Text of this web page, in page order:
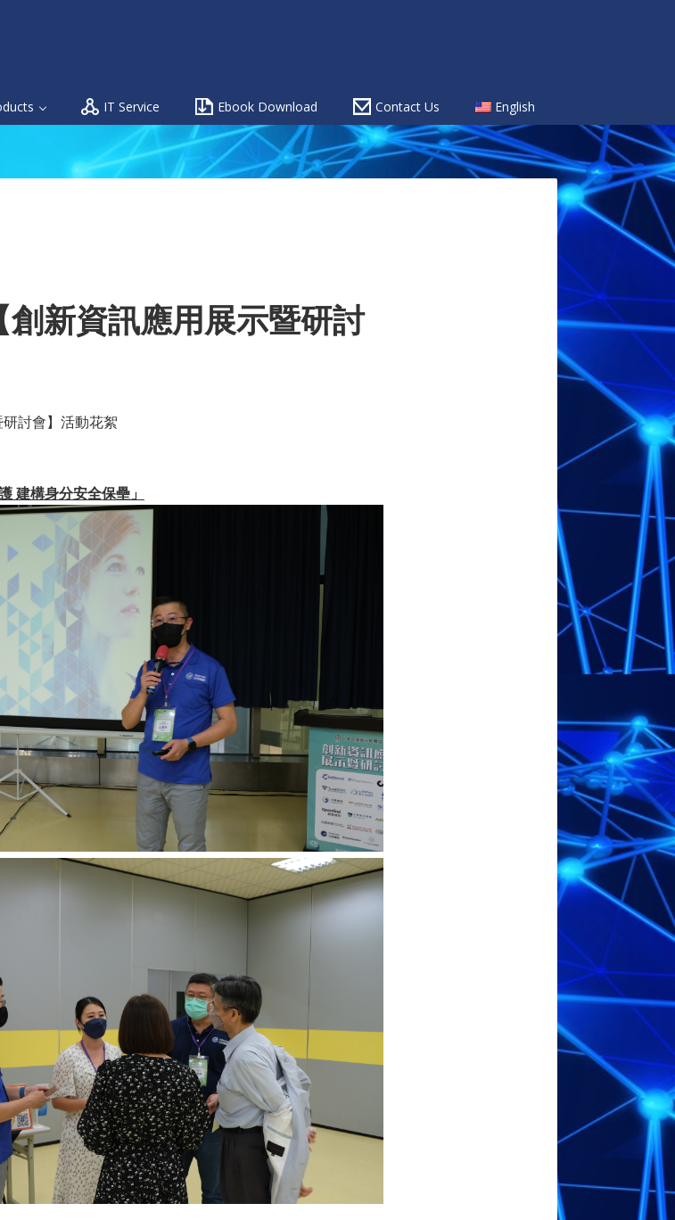
IT Service Ebook Download Contact Us English
新資訊應用展示暨研討
討會】活動花絮
建構身分安全保壘」